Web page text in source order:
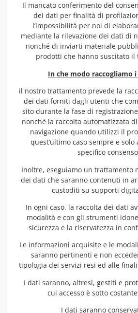
Il mancato conferimento del
dei dati per finalità di
l’impossibilità per noi di
mediante la rilevazione dei dati di
nonché di inviarti materiale
prodotti che hanno suscitato il
In che modo raccogliamo
il nostro trattamento prevede la
dei dati forniti dagli utenti che
sito durante la fase di
nonché la raccolta automatizzata
navigazione quando utilizzi il
quest’ultimo caso sempre e
specifico
Inoltre, eseguiamo un trattamento
dei dati che saranno contenuti in
custoditi su supporti
In ogni caso, la raccolta dei dati
modalità e con gli strumenti
sicurezza e la riservatezza in
Le informazioni acquisite e le
saranno pertinenti e non
tipologia dei servizi resi ed alle
I dati saranno, altresì, gestiti e
cui accesso è sotto
I dati saranno